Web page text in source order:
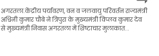
अगरतला.केंद्रीय पर्यावरण, वन व जलवायु परिवर्तन राज्यमंत्री
अश्विनी कुमार चौबे ने त्रिपुरा के मुख्यमंत्री विप्लव कुमार देव
से मुख्यमंत्री निवास अगरतला में शिष्टाचार मुलाकात...